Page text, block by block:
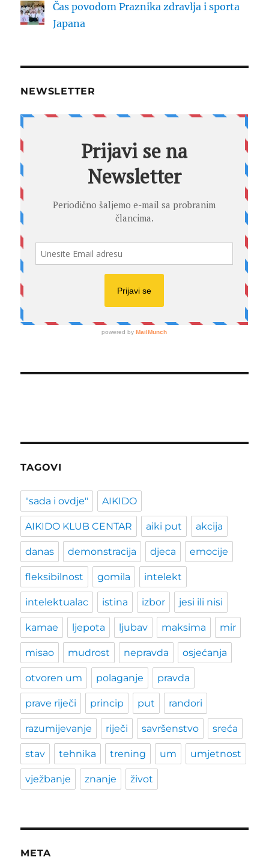
Čas povodom Praznika zdravlja i sporta
Japana
NEWSLETTER
TAGOVI
"sada i ovdje" AIKIDO
AIKIDO KLUB CENTAR aiki put akcija
danas demonstracija djeca emocije
fleksibilnost gomila intelekt
intelektualac istina izbor jesi ili nisi
kamae ljepota ljubav maksima mir
misao mudrost nepravda osjećanja
otvoren um polaganje pravda
prave riječi princip put randori
razumijevanje riječi savršenstvo sreća
stav tehnika trening um umjetnost
vježbanje znanje život
META